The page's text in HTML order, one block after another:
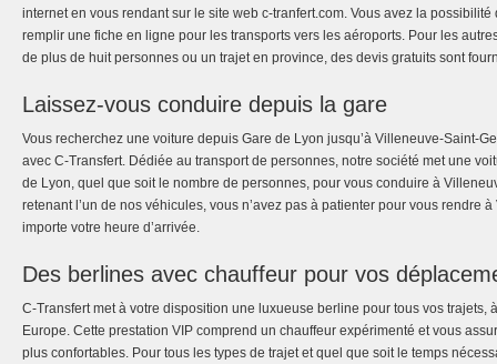
internet en vous rendant sur le site web c-tranfert.com. Vous avez la
remplir une fiche en ligne pour les transports vers les aéroports. Pour les
de plus de huit personnes ou un trajet en province, des devis gratuits sont
Laissez-vous conduire depuis la gare
Vous recherchez une voiture depuis Gare de Lyon jusqu’à Villeneuve-Saint-
avec C-Transfert. Dédiée au transport de personnes, notre société met une
de Lyon, quel que soit le nombre de personnes, pour vous conduire à
retenant l’un de nos véhicules, vous n’avez pas à patienter pour vous rendre
importe votre heure d’arrivée.
Des berlines avec chauffeur pour vos
C-Transfert met à votre disposition une luxueuse berline pour tous vos trajets,
Europe. Cette prestation VIP comprend un chauffeur expérimenté et vous
plus confortables. Pour tous les types de trajet et quel que soit le temps